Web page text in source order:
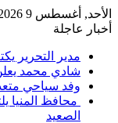
الأحد, أغسطس 9 2026
أخبار عاجلة
مدير التحرير
شادي محمد
وفد سياحي
محافظ المنيا
الصعيد